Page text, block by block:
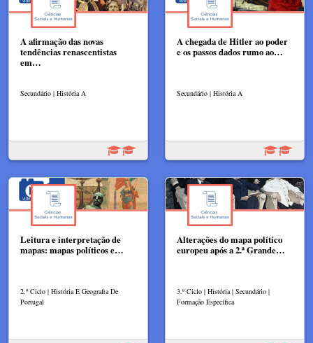
A afirmação das novas
tendências renascentistas
em…
Secundário | História A
A chegada de Hitler ao poder
e os passos dados rumo ao…
Secundário | História A
Leitura e interpretação de
mapas: mapas políticos e…
2.º Ciclo | História E Geografia De
Portugal
Alterações do mapa político
europeu após a 2.ª Grande…
3.º Ciclo | História | Secundário |
Formação Específica